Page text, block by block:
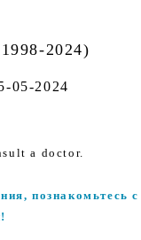
2024)
05-2024
a doctor.
познакомьтесь с